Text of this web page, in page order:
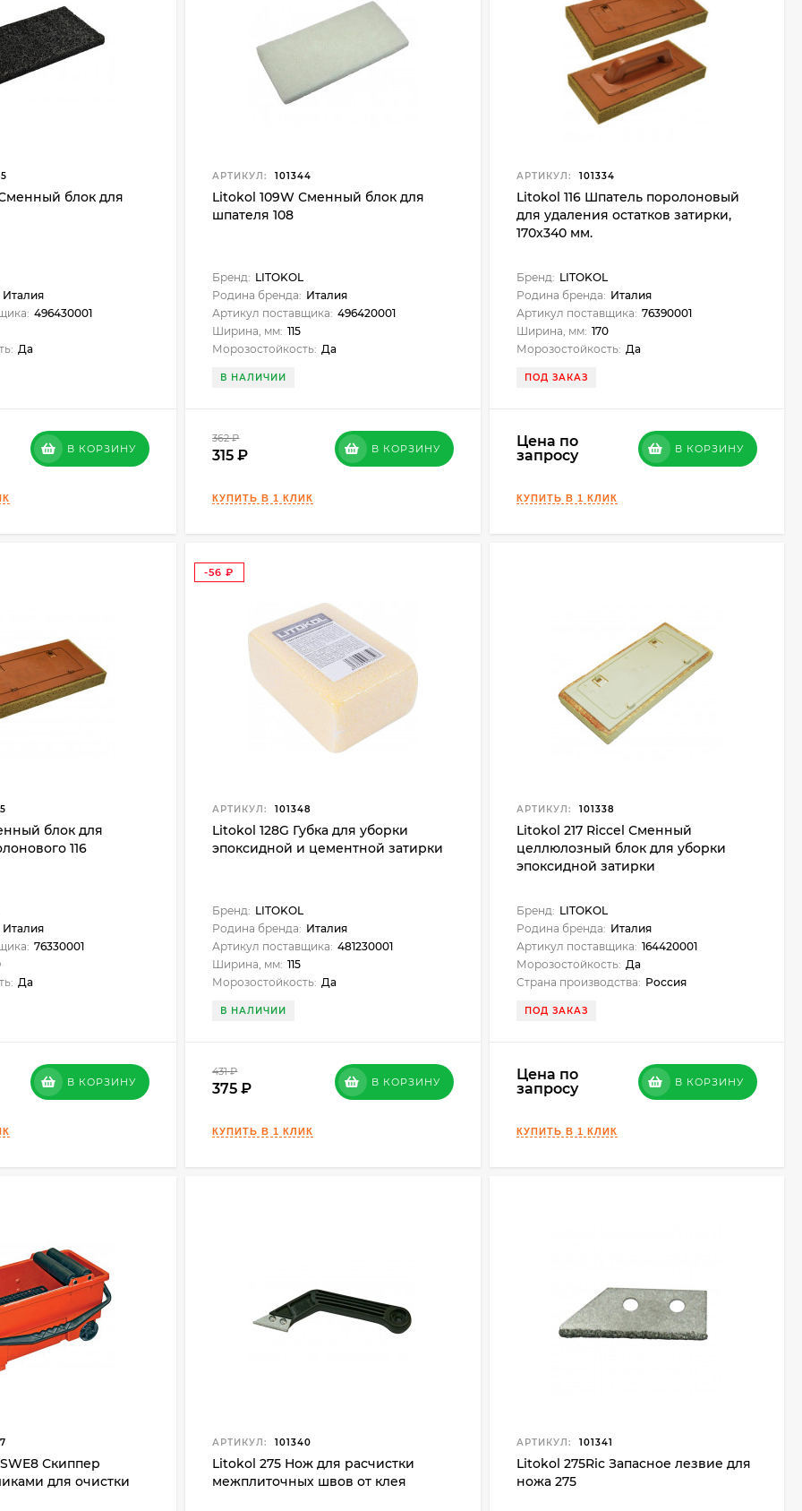
блок для
Италия
496430001
Да
В КОРЗИНУ
АРТИКУЛ: 101344
Litokol 109W Сменный блок для
шпателя 108
Бренд: LITOKOL
Родина бренда: Италия
Артикул поставщика: 496420001
Ширина, мм: 115
Морозостойкость: Да
В НАЛИЧИИ
362 ₽
315 В КОРЗИНУ
АРТИКУЛ: 101334
Litokol 116 Шпатель поролоновый
для удаления остатков затирки,
170х340 мм.
Бренд: LITOKOL
Родина бренда: Италия
Артикул поставщика: 76390001
Ширина, мм: 170
Морозостойкость: Да
ПОД ЗАКАЗ
Цена по
запросу
В КОРЗИНУ
блок для
116
Италия
76330001
Да
В КОРЗИНУ
-56
АРТИКУЛ: 101348
Litokol 128G Губка для уборки
эпоксидной и цементной затирки
Бренд: LITOKOL
Родина бренда: Италия
Артикул поставщика: 481230001
Ширина, мм: 115
Морозостойкость: Да
В НАЛИЧИИ
431 ₽
375 В КОРЗИНУ
АРТИКУЛ: 101338
Litokol 217 Riccel Сменный
целлюлозный блок для уборки
эпоксидной затирки
Бренд: LITOKOL
Родина бренда: Италия
Артикул поставщика: 164420001
Морозостойкость: Да
Страна производства: Россия
ПОД ЗАКАЗ
Цена по
запросу
В КОРЗИНУ
Скиппер
для очистки
АРТИКУЛ: 101340
Litokol 275 Нож для расчистки
межплиточных швов от клея
АРТИКУЛ: 101341
Litokol 275Ric Запасное лезвие для
ножа 275